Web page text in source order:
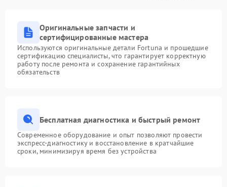
Оригинальные запчасти и
сертифицированные мастера
Используются оригинальные детали Fortuna и прошедшие
сертификацию специалисты, что гарантирует корректную
работу после ремонта и сохранение гарантийных
обязательств
Бесплатная диагностика и быстрый ремонт
Современное оборудование и опыт позволяют провести
экспресс-диагностику и восстановление в кратчайшие
сроки, минимизируя время без устройства